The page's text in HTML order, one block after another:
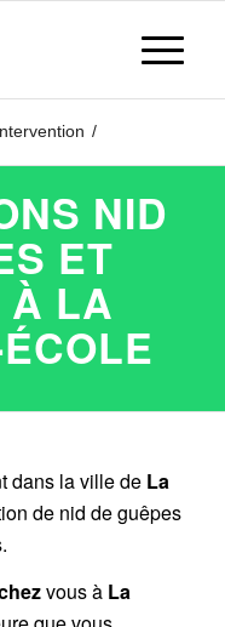
/
NID
ET
À LA
dans la ville de La
de nid de guêpes
vous à La